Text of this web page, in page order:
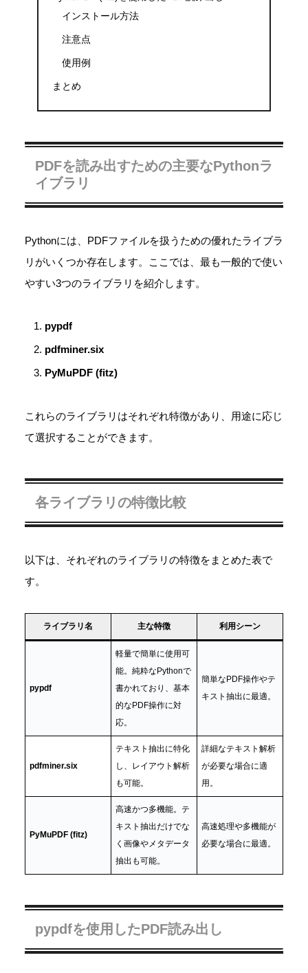
インストール方法
注意点
使用例
まとめ
PDFを読み出すための主要なPythonラ
イブラリ
Pythonには、PDFファイルを扱うための優れたライブラ
リがいくつか存在します。ここでは、最も一般的で使い
やすい3つのライブラリを紹介します。
pypdf
pdfminer.six
PyMuPDF (fitz)
これらのライブラリはそれぞれ特徴があり、用途に応じ
て選択することができます。
各ライブラリの特徴比較
以下は、それぞれのライブラリの特徴をまとめた表で
す。
ライブラリ名 主な特徴 利用シーン
pypdf
軽量で簡単に使用可
能。純粋なPythonで
書かれており、基本
的なPDF操作に対
応。
簡単なPDF操作やテ
キスト抽出に最適。
pdfminer.six
テキスト抽出に特化
し、レイアウト解析
も可能。
詳細なテキスト解析
が必要な場合に適
用。
PyMuPDF (fitz)
高速かつ多機能。テ
キスト抽出だけでな
く画像やメタデータ
抽出も可能。
高速処理や多機能が
必要な場合に最適。
pypdfを使用したPDF読み出し